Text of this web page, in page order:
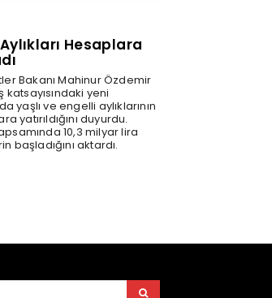
Hesaplara
Bakanı Mahinur Özdemir
yeni
yaşlı ve engelli aylıklarının
yatırıldığını duyurdu.
10,3 milyar lira
başladığını aktardı.